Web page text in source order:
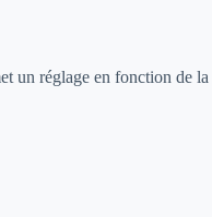
un réglage en fonction de